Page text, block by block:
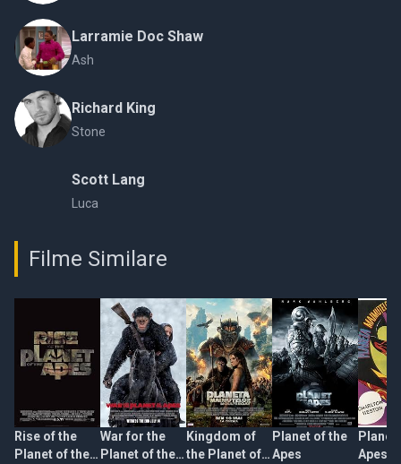
Larramie Doc Shaw
Ash
Richard King
Stone
Scott Lang
Luca
Filme Similare
Rise of the
Planet of the
War for the
Planet of the
Kingdom of
the Planet of
Planet of the
Apes
Planet
Apes